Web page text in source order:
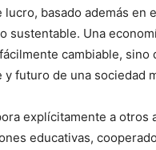
basado además en
sustentable. Una
cambiable,
futuro de una sociedad
explícitamente a
educativas,